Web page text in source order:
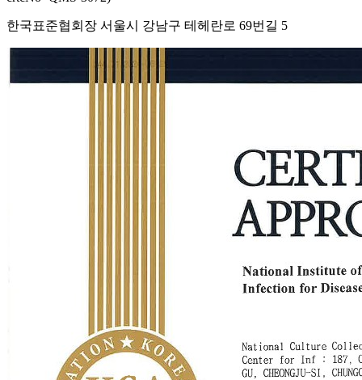
한국표준협회장 서울시 강남구 테헤란로 69번길 5